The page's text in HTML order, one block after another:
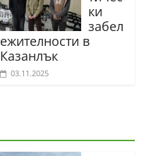
ки
забел
ежителности в
Казанлък
03.11.2025